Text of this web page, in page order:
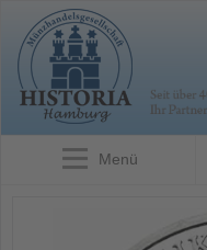
Menü